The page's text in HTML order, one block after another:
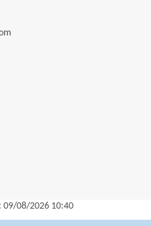
09/08/2026 10:40